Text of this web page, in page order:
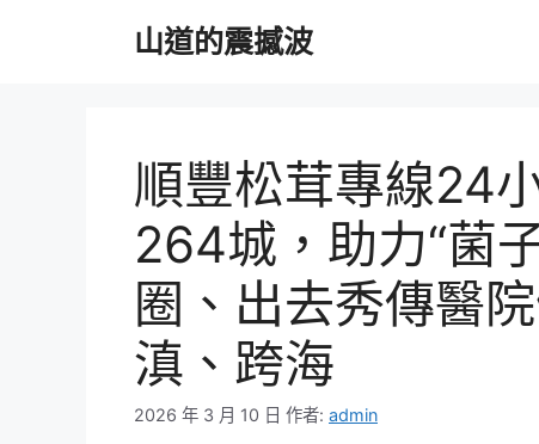
山道的震撼波
順豐松茸專線24
264城，助力“菌
圈、出去秀傳醫
滇、跨海
2026 年 3 月 10 日 作者: admin